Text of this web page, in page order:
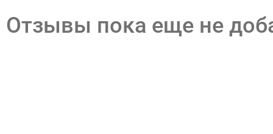
Отзывы пока еще не